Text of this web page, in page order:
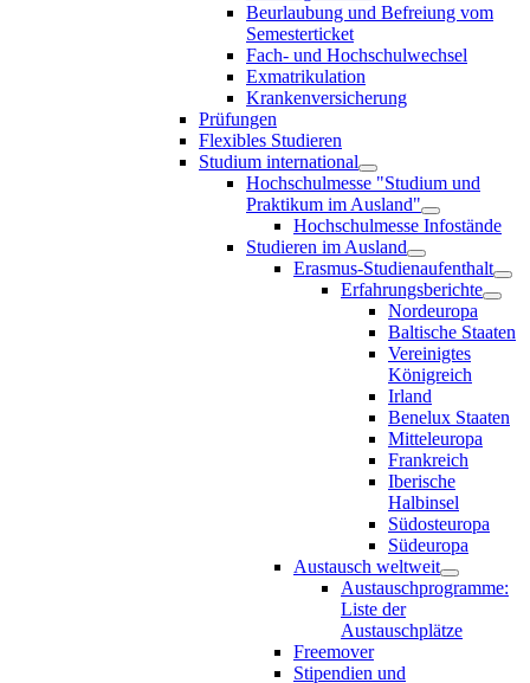
Beurlaubung und Befreiung vom
Semesterticket
Fach- und Hochschulwechsel
Exmatrikulation
Krankenversicherung
Prüfungen
Flexibles Studieren
Studium international
Hochschulmesse "Studium und
Praktikum im Ausland"
Hochschulmesse Infostände
Studieren im Ausland
Erasmus-Studienaufenthalt
Erfahrungsberichte
Nordeuropa
Baltische Staaten
Vereinigtes
Königreich
Irland
Benelux Staaten
Mitteleuropa
Frankreich
Iberische
Halbinsel
Südosteuropa
Südeuropa
Austausch weltweit
Austauschprogramme:
Liste der
Austauschplätze
Freemover
Stipendien und